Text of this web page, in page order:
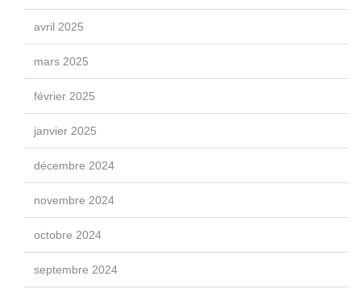
avril 2025
mars 2025
février 2025
janvier 2025
décembre 2024
novembre 2024
octobre 2024
septembre 2024